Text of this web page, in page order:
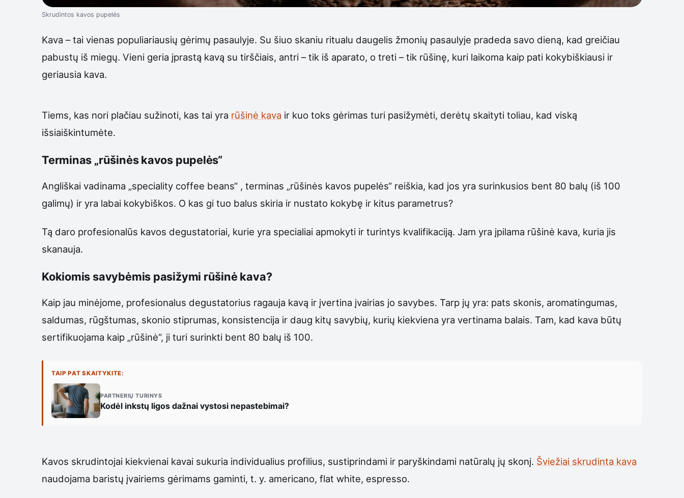
Skrudintos kavos pupelės
Kava – tai vienas populiariausių gėrimų pasaulyje. Su šiuo skaniu ritualu daugelis žmonių pasaulyje pradeda savo dieną, kad greičiau
pabustų iš miegų. Vieni geria įprastą kavą su tirščiais, antri – tik iš aparato, o treti – tik rūšinę, kuri laikoma kaip pati kokybiškiausi ir
geriausia kava.
Tiems, kas nori plačiau sužinoti, kas tai yra rūšinė kava ir kuo toks gėrimas turi pasižymėti, derėtų skaityti toliau, kad viską
išsiaiškintumėte.
Terminas „rūšinės kavos pupelės“
Angliškai vadinama „speciality coffee beans“ , terminas „rūšinės kavos pupelės“ reiškia, kad jos yra surinkusios bent 80 balų (iš 100
galimų) ir yra labai kokybiškos. O kas gi tuo balus skiria ir nustato kokybę ir kitus parametrus?
Tą daro profesionalūs kavos degustatoriai, kurie yra specialiai apmokyti ir turintys kvalifikaciją. Jam yra įpilama rūšinė kava, kuria jis
skanauja.
Kokiomis savybėmis pasižymi rūšinė kava?
Kaip jau minėjome, profesionalus degustatorius ragauja kavą ir įvertina įvairias jo savybes. Tarp jų yra: pats skonis, aromatingumas,
saldumas, rūgštumas, skonio stiprumas, konsistencija ir daug kitų savybių, kurių kiekviena yra vertinama balais. Tam, kad kava būtų
sertifikuojama kaip „rūšinė“, ji turi surinkti bent 80 balų iš 100.
TAIP PAT SKAITYKITE:
PARTNERIŲ TURINYS
Kodėl inkstų ligos dažnai vystosi nepastebimai?
Kavos skrudintojai kiekvienai kavai sukuria individualius profilius, sustiprindami ir paryškindami natūralų jų skonį. Šviežiai skrudinta kava
naudojama baristų įvairiems gėrimams gaminti, t. y. americano, flat white, espresso.